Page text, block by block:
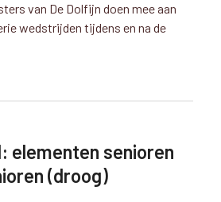
van De Dolfijn doen mee aan
wedstrijden tijdens en na de
elementen senioren
(droog)